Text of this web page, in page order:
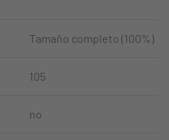
Tamaño completo (100%)
105
no